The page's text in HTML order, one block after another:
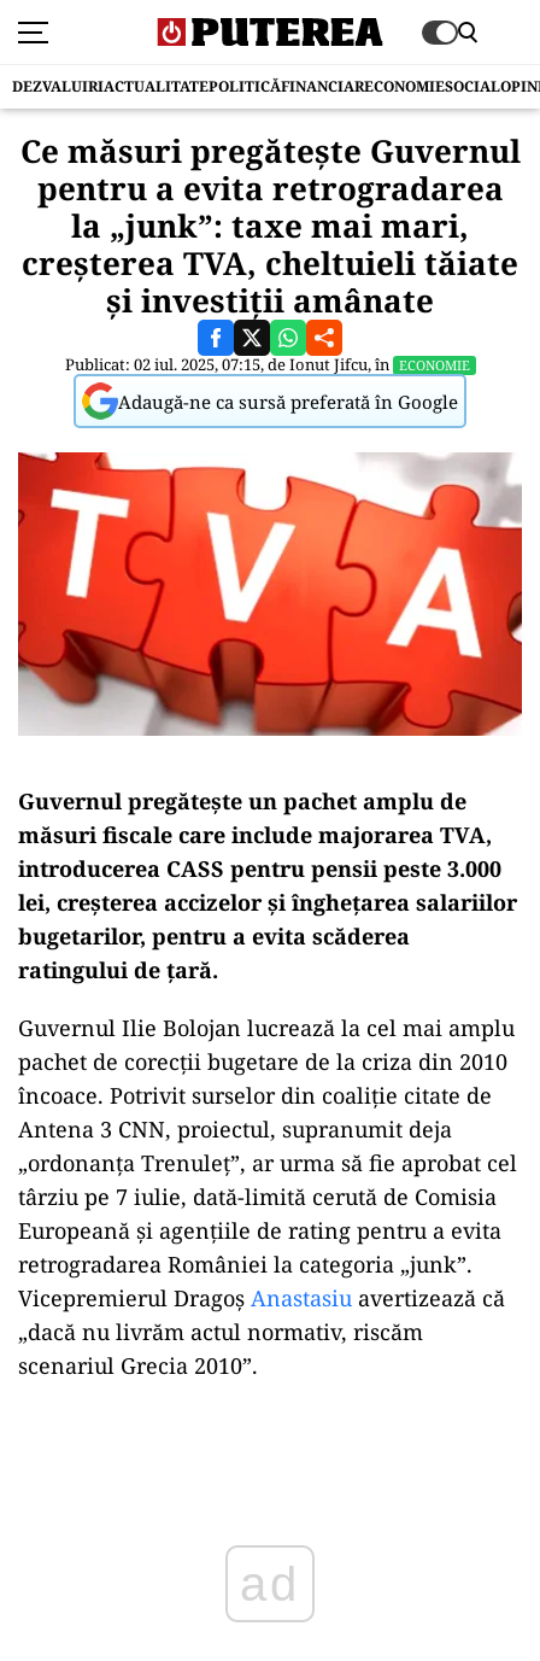
DEZVALUIRIACTUALITATEPOLITICĂFINANCIARECONOMIESOCIAL
Ce măsuri pregăteşte Guvernul
pentru a evita retrogradarea
la „junk”: taxe mai mari,
creşterea TVA, cheltuieli tăiate
şi investiţii amânate
Publicat: 02 iul. 2025, 07:15, deIonut Jifcu, în ECONOMIE
Adaugă-ne ca sursă preferată în Google
Guvernul pregăteşte un pachet amplu de
măsuri fiscale care include majorarea TVA,
introducerea CASS pentru pensii peste 3.000
lei, creşterea accizelor şi îngheţarea salariilor
bugetarilor, pentru a evita scăderea
ratingului de ţară.
Guvernul Ilie Bolojan lucrează la cel mai amplu
pachet de corecţii bugetare de la criza din 2010
încoace. Potrivit surselor din coaliţie citate de
Antena 3 CNN, proiectul, supranumit deja
„ordonanţa Trenuleţ”, ar urma să fie aprobat cel
târziu pe 7 iulie, dată-limită cerută de Comisia
Europeană şi agenţiile de rating pentru a evita
retrogradarea României la categoria „junk”.
Vicepremierul Dragoş Anastasiu avertizează că
„dacă nu livrăm actul normativ, riscăm
scenariul Grecia 2010”.